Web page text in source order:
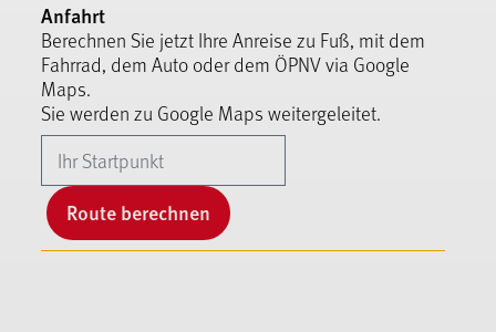
Anfahrt
Berechnen Sie jetzt Ihre Anreise zu Fuß, mit dem
Fahrrad, dem Auto oder dem ÖPNV via Google
Maps.
Sie werden zu Google Maps weitergeleitet.
Route berechnen